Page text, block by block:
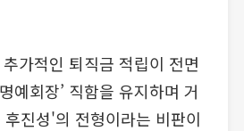
가적인 퇴직금 적립이 전면
예회장’ 직함을 유지하며 거
진성'의 전형이라는 비판이